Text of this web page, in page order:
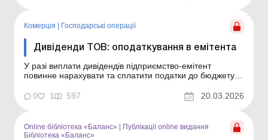
Комерція | Господарські операції
Дивіденди ТОВ: оподаткування в емітента
У разі виплати дивідендів підприємство-емітент
повинне нарахувати та сплатити податки до бюджету.
учасникам виплачуються дивіденди – юридичним або
фізичним особам, резидентам або нерезидентам.
розглянемо...
0 1 597 20.03.2026
Online бібліотека «Баланс» | Публікації online видання
Бібліотека «Баланс»